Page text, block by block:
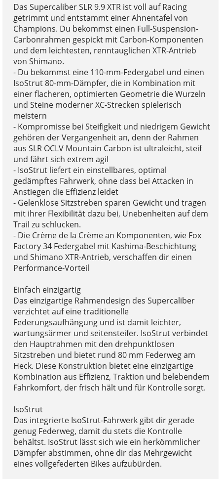
Das Supercaliber SLR 9.9 XTR ist voll auf Racing
getrimmt und entstammt einer Ahnentafel von
Champions. Du bekommst einen Full-Suspension-
Carbonrahmen gespickt mit Carbon-Komponenten
und dem leichtesten, renntauglichen XTR-Antrieb
von Shimano.
- Du bekommst eine 110-mm-Federgabel und einen
IsoStrut 80-mm-Dämpfer, die in Kombination mit
einer flacheren, optimierten Geometrie die Wurzeln
und Steine moderner XC-Strecken spielerisch
meistern
- Kompromisse bei Steifigkeit und niedrigem Gewicht
gehören der Vergangenheit an, denn der Rahmen
aus SLR OCLV Mountain Carbon ist ultraleicht, steif
und fährt sich extrem agil
- IsoStrut liefert ein einstellbares, optimal
gedämpftes Fahrwerk, ohne dass bei Attacken in
Anstiegen die Effizienz leidet
- Gelenklose Sitzstreben sparen Gewicht und tragen
mit ihrer Flexibilität dazu bei, Unebenheiten auf dem
Trail zu schlucken.
- Die Crème de la Crème an Komponenten, wie Fox
Factory 34 Federgabel mit Kashima-Beschichtung
und Shimano XTR-Antrieb, verschaffen dir einen
Performance-Vorteil
Einfach einzigartig
Das einzigartige Rahmendesign des Supercaliber
verzichtet auf eine traditionelle
Federungsaufhängung und ist damit leichter,
wartungsärmer und seitensteifer. IsoStrut verbindet
den Hauptrahmen mit den drehpunktlosen
Sitzstreben und bietet rund 80 mm Federweg am
Heck. Diese Konstruktion bietet eine einzigartige
Kombination aus Effizienz, Traktion und belebendem
Fahrkomfort, der frisch hält und für Kontrolle sorgt.
IsoStrut
Das integrierte IsoStrut-Fahrwerk gibt dir gerade
genug Federweg, damit du stets die Kontrolle
behältst. IsoStrut lässt sich wie ein herkömmlicher
Dämpfer abstimmen, ohne dir das Mehrgewicht
eines vollgefederten Bikes aufzubürden.